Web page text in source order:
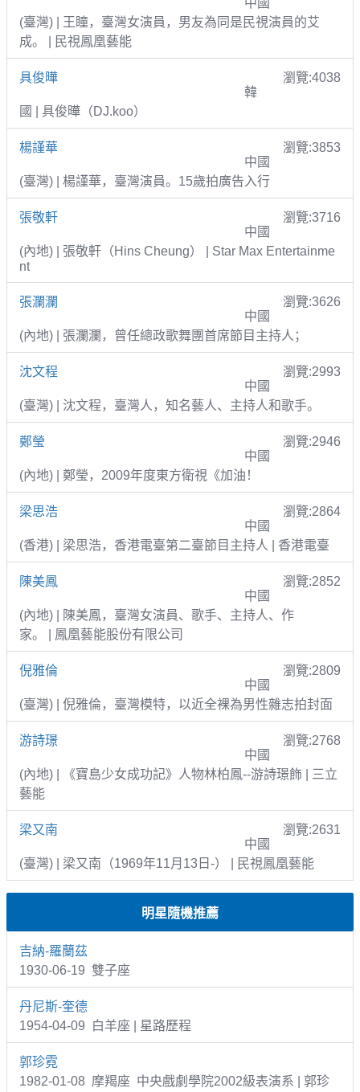
(臺灣) | 王瞳，臺灣女演員，男友為同是民視演員的艾
成。 | 民視鳳凰藝能
具俊曄
瀏覽:4038
韓
國 | 具俊曄（DJ.koo）
楊謹華
瀏覽:3853
中國
(臺灣) | 楊謹華，臺灣演員。15歲拍廣告入行
張敬軒
瀏覽:3716
中國
(內地) | 張敬軒（Hins Cheung） | Star Max Entertainme
nt
張瀾瀾
瀏覽:3626
中國
(內地) | 張瀾瀾，曾任總政歌舞團首席節目主持人；
沈文程
瀏覽:2993
中國
(臺灣) | 沈文程，臺灣人，知名藝人、主持人和歌手。
鄭瑩
瀏覽:2946
中國
(內地) | 鄭瑩，2009年度東方衛視《加油！
梁思浩
瀏覽:2864
中國
(香港) | 梁思浩，香港電臺第二臺節目主持人 | 香港電臺
陳美鳳
瀏覽:2852
中國
(內地) | 陳美鳳，臺灣女演員、歌手、主持人、作
家。 | 鳳凰藝能股份有限公司
倪雅倫
瀏覽:2809
中國
(臺灣) | 倪雅倫，臺灣模特，以近全裸為男性雜志拍封面
游詩璟
瀏覽:2768
中國
(內地) | 《寶島少女成功記》人物林柏鳳--游詩璟飾 | 三立
藝能
梁又南
瀏覽:2631
中國
(臺灣) | 梁又南（1969年11月13日-） | 民視鳳凰藝能
明星隨機推薦
吉納-羅蘭茲
1930-06-19 雙子座
丹尼斯-奎德
1954-04-09 白羊座 | 星路歷程
郭珍霓
1982-01-08 摩羯座 中央戲劇學院2002級表演系 | 郭珍